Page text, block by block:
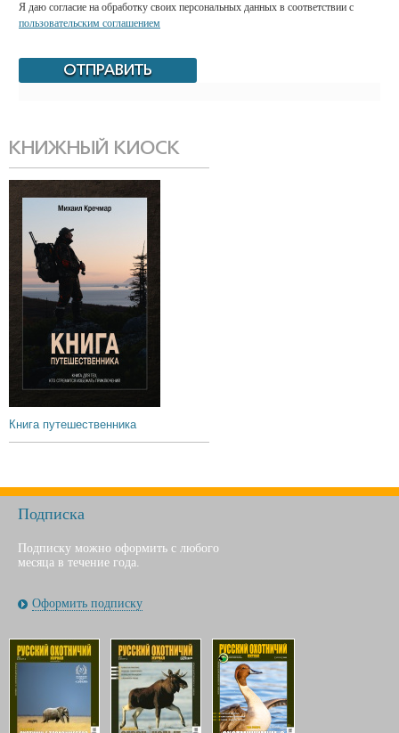
Я даю согласие на обработку своих персональных данных в соответствии с
пользовательским соглашением
КНИЖНЫЙ КИОСК
Книга путешественника
Подписка
Подписку можно оформить с любого
месяца в течение года.
Оформить подписку